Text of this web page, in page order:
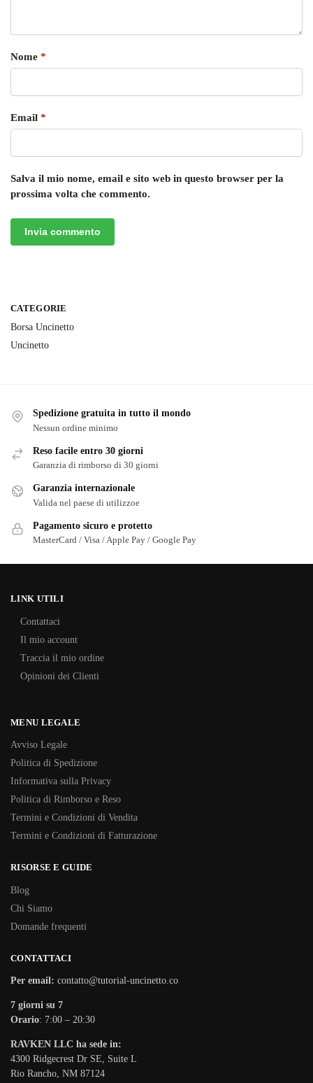
Nome *
Email *
Salva il mio nome, email e sito web in questo browser per la
prossima volta che commento.
CATEGORIE
Borsa Uncinetto
Uncinetto
Spedizione gratuita in tutto il mondo
Nessun ordine minimo
Reso facile entro 30 giorni
Garanzia di rimborso di 30 giorni
Garanzia internazionale
Valida nel paese di utilizzoe
Pagamento sicuro e protetto
MasterCard / Visa / Apple Pay / Google Pay
LINK UTILI
Contattaci
Il mio account
Traccia il mio ordine
Opinioni dei Clienti
MENU LEGALE
Avviso Legale
Politica di Spedizione
Informativa sulla Privacy
Politica di Rimborso e Reso
Termini e Condizioni di Vendita
Termini e Condizioni di Fatturazione
RISORSE E GUIDE
Blog
Chi Siamo
Domande frequenti
CONTATTACI
Per email: contatto@tutorial-uncinetto.co
7 giorni su 7
Orario: 7:00 – 20:30
RAVKEN LLC ha sede in:
4300 Ridgecrest Dr SE, Suite L
Rio Rancho, NM 87124